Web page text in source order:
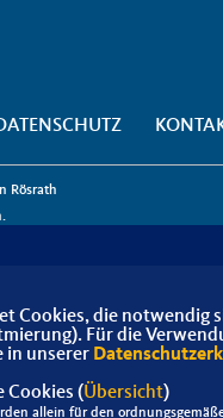
Rösrath
Cookies, die
Für die
in unserer
Cookies (Übersicht)
allein für den